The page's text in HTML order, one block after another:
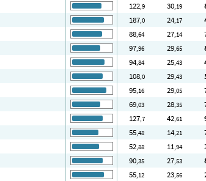
122,9 30,19
187,0 24,17
88,64 27,14
97,96 29,65
94,84 25,43
108,0 29,43
95,16 29,05
69,03 28,35
127,7 42,61
55,48 14,21
52,88 11,94
90,35 27,53
55,12 23,56